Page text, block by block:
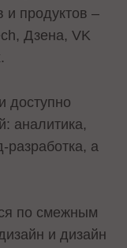
и продуктов –
Дзена, VK
доступно
аналитика,
а
по смежным
и дизайн